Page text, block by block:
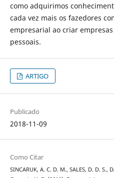
como adquirimos
cada vez mais os fazedores
empresarial ao criar
pessoais.
ARTIGO
Publicado
2018-11-09
Como Citar
SINCARUK, A. C. D. M., SALES, D. D.